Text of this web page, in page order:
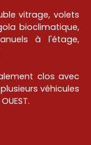
vitrage, volets
bioclimatique,
à l'étage,
clos avec
véhicules